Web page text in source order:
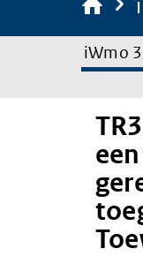
iWmo